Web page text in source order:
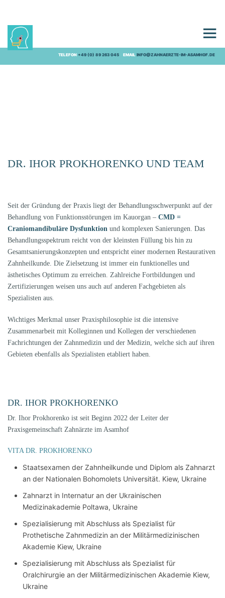
TELEFON +49 (0) 89 263 045 EMAIL INFO@ZAHNAERZTE-IM-ASAMHOF.DE
WIR
DR. IHOR PROKHORENKO UND TEAM
Seit der Gründung der Praxis liegt der Behandlungsschwerpunkt auf der
Behandlung von Funktionsstörungen im Kauorgan – CMD =
Craniomandibuläre Dysfunktion und komplexen Sanierungen. Das
Behandlungsspektrum reicht von der kleinsten Füllung bis hin zu
Gesamtsanierungskonzepten und entspricht einer modernen Restaurativen
Zahnheilkunde. Die Zielsetzung ist immer ein funktionelles und
ästhetisches Optimum zu erreichen. Zahlreiche Fortbildungen und
Zertifizierungen weisen uns auch auf anderen Fachgebieten als
Spezialisten aus.
Wichtiges Merkmal unser Praxisphilosophie ist die intensive
Zusammenarbeit mit Kolleginnen und Kollegen der verschiedenen
Fachrichtungen der Zahnmedizin und der Medizin, welche sich auf ihren
Gebieten ebenfalls als Spezialisten etabliert haben.
DR. IHOR PROKHORENKO
Dr. Ihor Prokhorenko ist seit Beginn 2022 der Leiter der
Praxisgemeinschaft Zahnärzte im Asamhof
VITA DR. PROKHORENKO
Staatsexamen der Zahnheilkunde und Diplom als Zahnarzt
an der Nationalen Bohomolets Universität. Kiew, Ukraine
Zahnarzt in Internatur an der Ukrainischen
Medizinakademie Poltawa, Ukraine
Spezialisierung mit Abschluss als Spezialist für
Prothetische Zahnmedizin an der Militärmedizinischen
Akademie Kiew, Ukraine
Spezialisierung mit Abschluss als Spezialist für
Oralchirurgie an der Militärmedizinischen Akademie Kiew,
Ukraine